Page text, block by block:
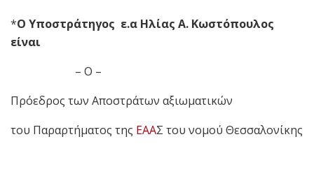
*Ο Υποστράτηγος ε.α Ηλίας Α. Κωστόπουλος
είναι
– Ο –
Πρόεδρος των Αποστράτων αξιωματικών
του Παραρτήματος της ΕΑΑΣ του νομού Θεσσαλονίκης